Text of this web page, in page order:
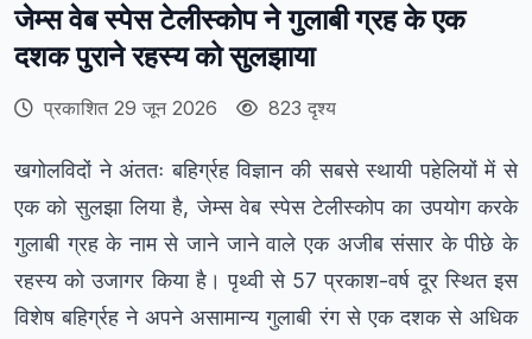
जेम्स वेब स्पेस टेलीस्कोप ने गुलाबी ग्रह के एक
दशक पुराने रहस्य को सुलझाया
प्रकाशित 29 जून 2026 823 दृश्य
खगोलविदों ने अंततः बहिर्ग्रह विज्ञान की सबसे स्थायी पहेलियों में से
एक को सुलझा लिया है, जेम्स वेब स्पेस टेलीस्कोप का उपयोग करके
गुलाबी ग्रह के नाम से जाने जाने वाले एक अजीब संसार के पीछे के
रहस्य को उजागर किया है। पृथ्वी से 57 प्रकाश-वर्ष दूर स्थित इस
विशेष बहिर्ग्रह ने अपने असामान्य गुलाबी रंग से एक दशक से अधिक